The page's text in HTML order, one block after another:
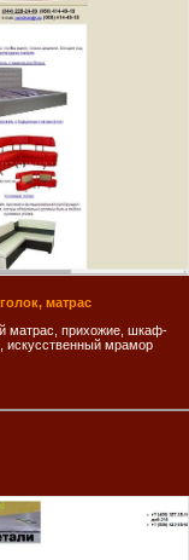
матрас
матрас, прихожие, шкаф-
искусственный мрамор